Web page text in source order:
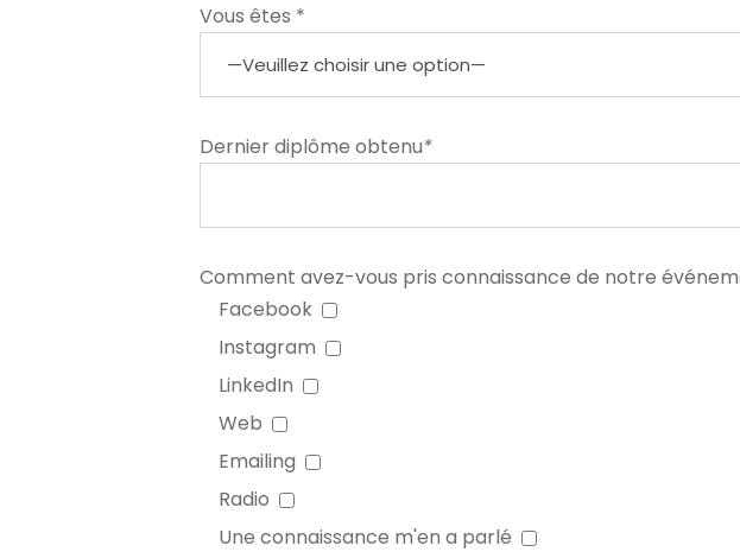
Vous êtes *
Dernier diplôme obtenu*
Comment avez-vous pris connaissance de notre
Facebook
Instagram
LinkedIn
Web
Emailing
Radio
Une connaissance m'en a parlé